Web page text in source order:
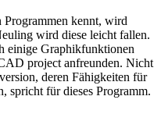
Programmen kennt, wird
wird diese leicht fallen.
einige Graphikfunktionen
project anfreunden. Nicht
deren Fähigkeiten für
spricht für dieses Programm.